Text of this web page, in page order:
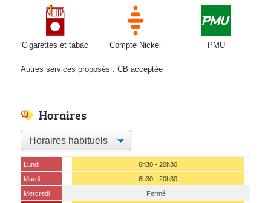
Cigarettes et tabac Compte Nickel PMU
Autres services proposés : CB acceptée
Horaires
Lundi
6h30 - 20h30
Mardi
6h30 - 20h30
Mercredi
Fermé